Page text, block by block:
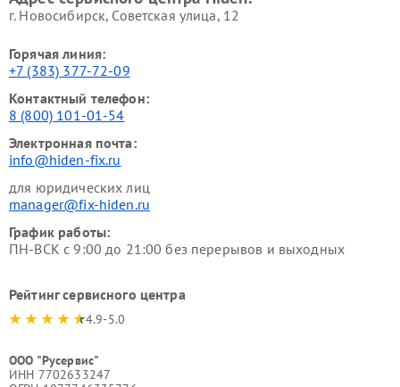
г. Новосибирск, Советская улица, 12
Горячая линия:
+7 (383) 377-72-09
Контактный телефон:
8 (800) 101-01-54
Электронная почта:
info@hiden-fix.ru
для юридических лиц
manager@fix-hiden.ru
График работы:
ПН-ВСК с 9:00 до 21:00 без перерывов и выходных
Рейтинг сервисного центра
4.9-5.0
ООО "Русервис"
ИНН 7702633247